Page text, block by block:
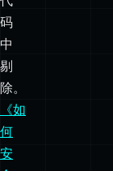
除。
《如
何
安
全
地
处
理